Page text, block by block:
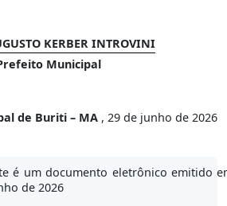
KERBER INTROVINI
Municipal
de Buriti – MA , 29 de junho de 2026
é um documento eletrônico emitido
de 2026